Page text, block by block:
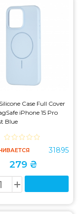
Case Full Cover
iPhone 15 Pro
Blue
31895
279 ₴